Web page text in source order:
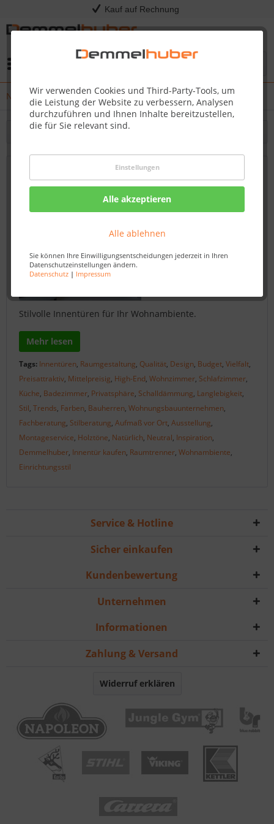
Kauf auf Rechnung
Wir verwenden Cookies und Third-Party-Tools, um
die Leistung der Website zu verbessern, Analysen
durchzuführen und Ihnen Inhalte bereitzustellen,
die für Sie relevant sind.
Einstellungen
Alle akzeptieren
Alle ablehnen
Sie können Ihre Einwilligungsentscheidungen jederzeit in Ihren
Datenschutzeinstellungen ändern.
Datenschutz| Impressum
News
Filtern
Innentüren kaufen: Qualität und Design
für jedes Budget - Demmelhuber
Von: Nadine Wagner
Stilvolle Innentüren für Ihr Wohnambiente.
Mehr lesen
Tags: Innentüren, Raumgestaltung, Qualität, Design, Budget, Vielfalt,
Preisattraktiv, Mittelpreisig, High-End, Wohnzimmer, Schlafzimmer,
Küche, Badezimmer, Privatsphäre, Schalldämmung, Langlebigkeit,
Stil, Trends, Farben, Bauherren, Wohnungsbauunternehmen,
Fachberatung, Stilberatung, Aufmaß vor Ort, Ausstellung,
Montageservice, Holztöne, Natürlich, Neutral, Inspiration,
Demmelhuber, Innentür kaufen, Raumtrenner, Wohnambiente,
Einrichtungsstil
Service & Hotline
Sicher einkaufen
Kundenbewertung
Unternehmen
Informationen
Zahlung & Versand
Widerruf erklären